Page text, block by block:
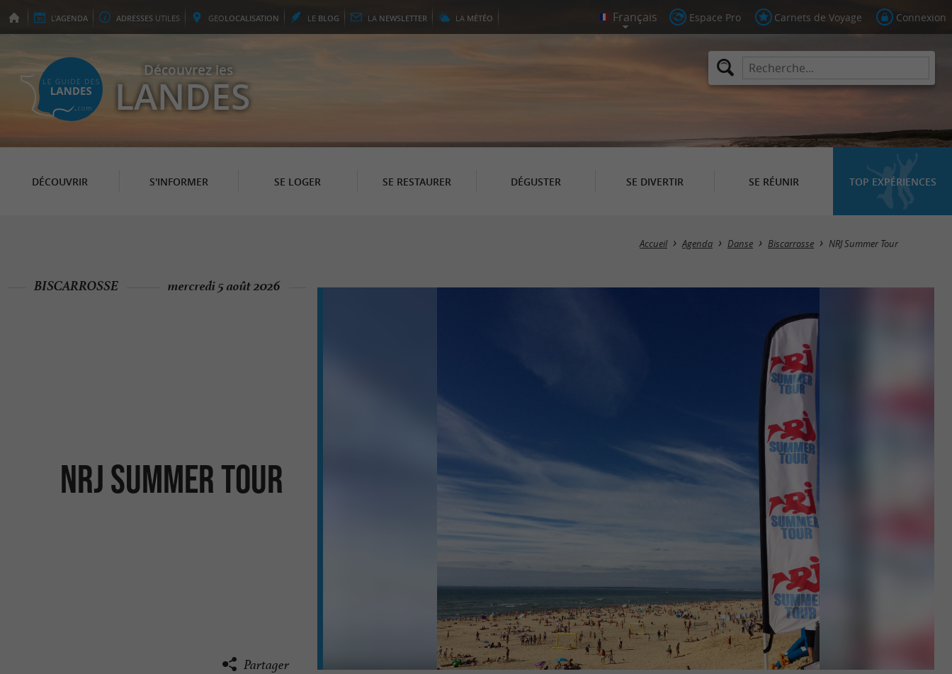
L'AGENDA ADRESSES UTILES GEOLOCALISATION LE BLOG LA NEWSLETTER LA MÉTÉO Espace Pro Carnets de Voyage Connexion
Découvrez les
LANDES
DÉCOUVRIR S'INFORMER SE LOGER SE RESTAURER DÉGUSTER SE DIVERTIR SE RÉUNIR TOP EXPÉRIENCES
Accueil Agenda Danse Biscarrosse NRJ Summer Tour
NRJ Summer Tour
BISCARROSSE mercredi 5 août 2026
Partager